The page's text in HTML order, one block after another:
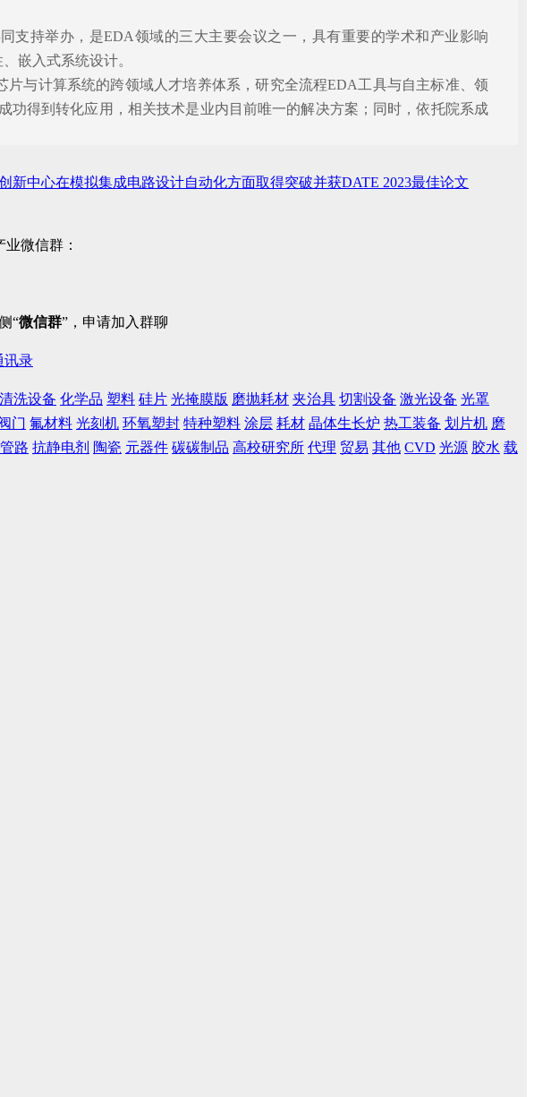
同支持举办，是EDA领域的三大主要会议之一，具有重要的学术和产业影响
嵌入式系统设计。
与计算系统的跨领域人才培养体系，研究全流程EDA工具与自主标准、领
得到转化应用，相关技术是业内目前唯一的解决方案；同时，依托院系成
新中心在模拟集成电路设计自动化方面取得突破并获DATE 2023最佳论文
微信群：
“微信群”，申请加入群聊
讯录
清洗设备 化学品 塑料 硅片 光掩膜版 磨抛耗材 夹治具 切割设备 激光设备 光罩
门 氟材料 光刻机 环氧塑封 特种塑料 涂层 耗材 晶体生长炉 热工装备 划片机 磨
管路 抗静电剂 陶瓷 元器件 碳碳制品 高校研究所 代理 贸易 其他 CVD 光源 胶水 载